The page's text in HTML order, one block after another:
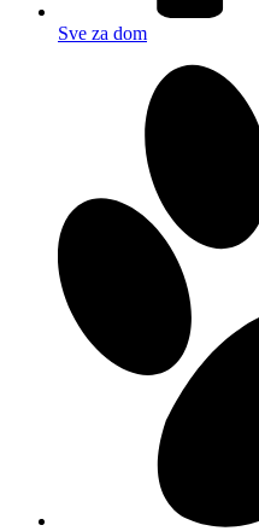
Sve za dom